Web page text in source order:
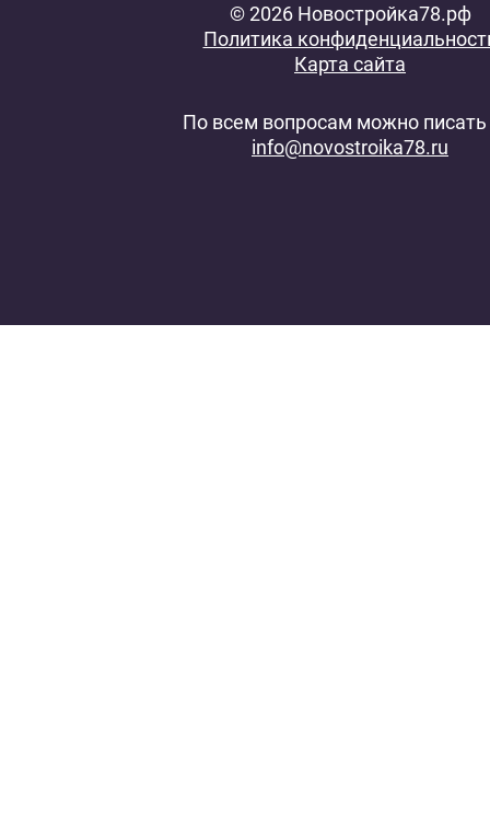
© 2026 Новостройка78.рф
Политика
Карта сайта
По всем вопросам можно писать
info@novostroika78.ru